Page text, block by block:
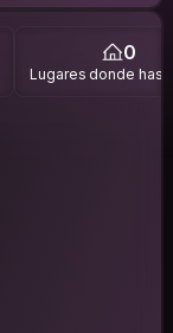
0
Lugares donde has